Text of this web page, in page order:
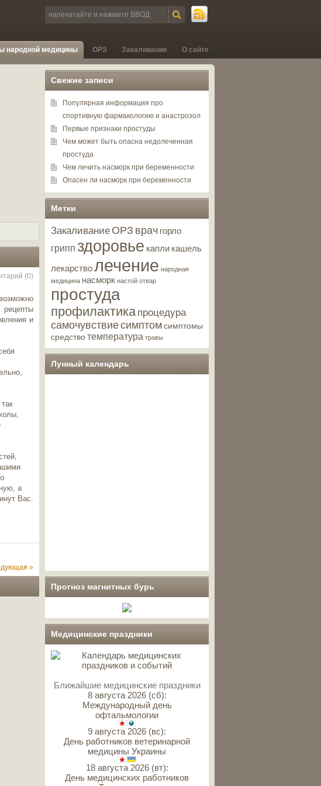
О сайте
Закаливание
ОРЗ
народной медицины
(0)
и
а
Вас.
»
Свежие записи
Популярная информация про
спортивную фармакологию и анастрозол
Первые признаки простуды
Чем может быть опасна недолеченная
простуда
Чем лечить насморк при беременности
Опасен ли насморк при беременности
Метки
Закаливание ОРЗ врач горло
грипп здоровье капли кашель
лекарстволечение народная
медицина насморк настой отвар
простуда
профилактика процедура
самочувствиесимптомсимптомы
средствотемпература травы
Лунный календарь
Прогноз магнитных бурь
Медицинские праздники
Ближайшие медицинские праздники
8 августа 2026 (сб):
Международный день
офтальмологии
9 августа 2026 (вс):
День работников ветеринарной
медицины Украины
18 августа 2026 (вт):
День медицинских работников